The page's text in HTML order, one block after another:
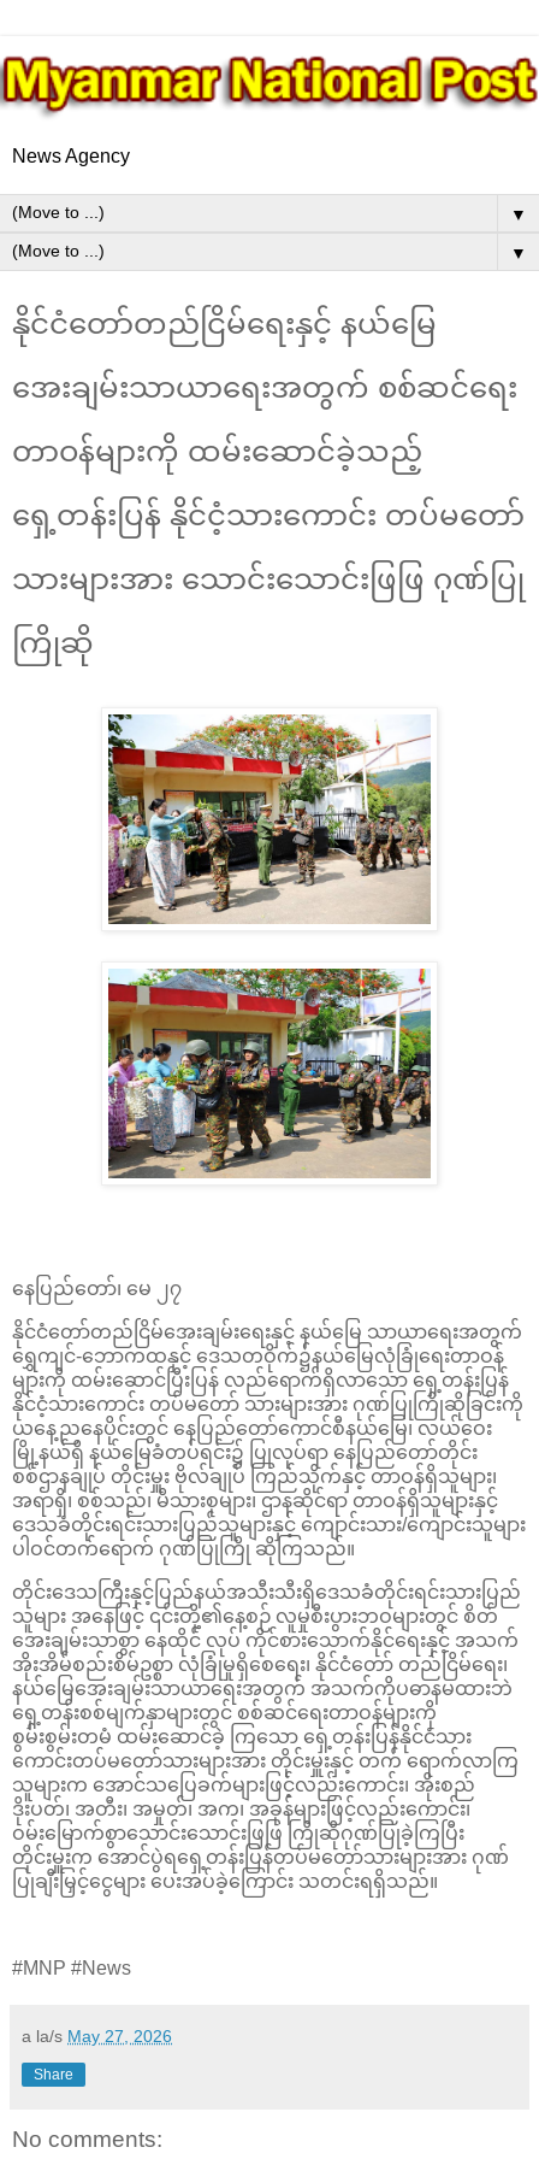
News Agency
▼
▼
နိုင်ငံတော်တည်ငြိမ်ရေးနှင့် နယ်မြေ
အေးချမ်းသာယာရေးအတွက် စစ်ဆင်ရေး
တာဝန်များကို ထမ်းဆောင်ခဲ့သည့်
ရှေ့တန်းပြန် နိုင်ငံ့သားကောင်း တပ်မတော်
သားများအား သောင်းသောင်းဖြဖြ ဂုဏ်ပြု
ကြိုဆို
နေပြည်တော်၊ မေ ၂၇
နိုင်ငံတော်တည်ငြိမ်အေးချမ်းရေးနှင့် နယ်မြေ သာယာရေးအတွက်
ရွှေကျင်-ဘောကထနှင့် ဒေသတဝိုက်၌နယ်မြေလုံခြုံရေးတာဝန်
များကို ထမ်းဆောင်ပြီးပြန် လည်ရောက်ရှိလာသော ရှေ့တန်းပြန်
နိုင်ငံ့သားကောင်း တပ်မတော် သားများအား ဂုဏ်ပြုကြိုဆိုခြင်းကို
ယနေ့ညနေပိုင်းတွင် နေပြည်တော်ကောင်စီနယ်မြေ၊ လယ်ဝေး
မြို့နယ်ရှိ နယ်မြေခံတပ်ရင်း၌ ပြုလုပ်ရာ နေပြည်တော်တိုင်း
စစ်ဌာနချုပ် တိုင်းမှူး ဗိုလ်ချုပ် ကြည်သိုက်နှင့် တာဝန်ရှိသူများ၊
အရာရှိ၊ စစ်သည်၊ မိသားစုများ၊ ဌာနဆိုင်ရာ တာဝန်ရှိသူများနှင့်
ဒေသခံတိုင်းရင်းသားပြည်သူများနှင့် ကျောင်းသား/ကျောင်းသူများ
ပါဝင်တက်ရောက် ဂုဏ်ပြုကြို ဆိုကြသည်။
တိုင်းဒေသကြီးနှင့်ပြည်နယ်အသီးသီးရှိဒေသခံတိုင်းရင်းသားပြည်
သူများ အနေဖြင့် ၎င်းတို့၏နေ့စဉ် လူမှုစီးပွားဘဝများတွင် စိတ်
အေးချမ်းသာစွာ နေထိုင် လုပ် ကိုင်စားသောက်နိုင်ရေးနှင့် အသက်
အိုးအိမ်စည်းစိမ်ဥစ္စာ လုံခြုံမှုရှိစေရေး၊ နိုင်ငံတော် တည်ငြိမ်ရေး၊
နယ်မြေအေးချမ်းသာယာရေးအတွက် အသက်ကိုပဓာနမထားဘဲ
ရှေ့တန်းစစ်မျက်နှာများတွင် စစ်ဆင်ရေးတာဝန်များကို
စွမ်းစွမ်းတမံ ထမ်းဆောင်ခဲ့ ကြသော ရှေ့တန်းပြန်နိုင်ငံသား
ကောင်းတပ်မတော်သားများအား တိုင်းမှူးနှင့် တက် ရောက်လာကြ
သူများက အောင်သပြေခက်များဖြင့်လည်းကောင်း၊ အိုးစည်
ဒိုးပတ်၊ အတီး၊ အမှုတ်၊ အက၊ အခုန်များဖြင့်လည်းကောင်း၊
ဝမ်းမြောက်စွာသောင်းသောင်းဖြဖြ ကြိုဆိုဂုဏ်ပြုခဲ့ကြပြီး
တိုင်းမှူးက အောင်ပွဲရရှေ့တန်းပြန်တပ်မတော်သားများအား ဂုဏ်
ပြုချီးမြှင့်ငွေများ ပေးအပ်ခဲ့ကြောင်း သတင်းရရှိသည်။
#MNP #News
a la/s May 27, 2026
Share
No comments: